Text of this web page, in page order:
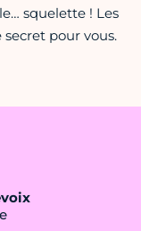
squelette ! Les
pour vous.